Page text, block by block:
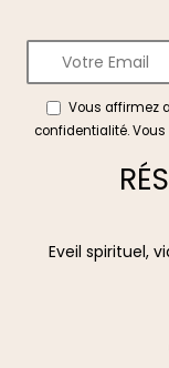
Vous affirmez
confidentialité.
Eveil spirituel,